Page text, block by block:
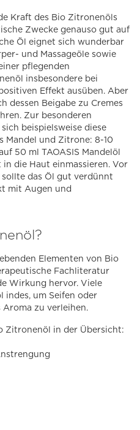
Kraft des Bio Zitronenöls
Zwecke genauso gut auf
Öl eignet sich wunderbar
und Massageöle sowie
pflegenden
insbesondere bei
Effekt ausüben. Aber
dessen Beigabe zu Cremes
Zur besonderen
beispielsweise diese
Mandel und Zitrone: 8-10
50 ml TAOASIS Mandelöl
die Haut einmassieren. Vor
das Öl gut verdünnt
mit Augen und
Elementen von Bio
Fachliteratur
Wirkung hervor. Viele
indes, um Seifen oder
zu verleihen.
Zitronenöl in der Übersicht: